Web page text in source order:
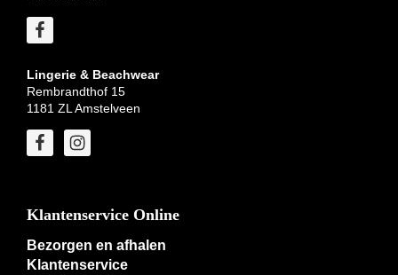
Lingerie & Beachwear
Rembrandthof 15
1181 ZL Amstelveen
Klantenservice Online
Bezorgen en afhalen
Klantenservice